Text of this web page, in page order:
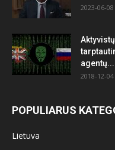
2023-06-08
agentų...
2018-12-04
POPULIARUS
Lietuva